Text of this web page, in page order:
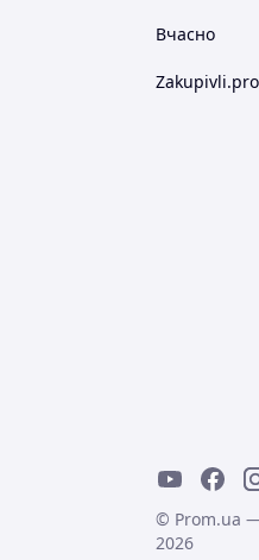
Вчасно
Zakupivli.pro
© Prom.ua —
2026